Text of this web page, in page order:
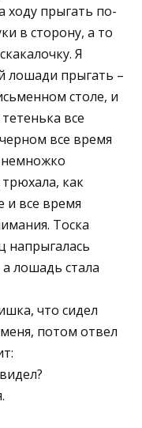
ходу прыгать по-
в сторону, а то
Я
лошади прыгать –
столе, и
все
все время
как
и все время
Тоска
напрыгалась
а лошадь стала
что сидел
потом отвел